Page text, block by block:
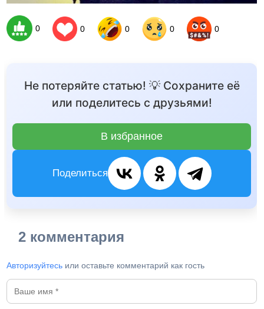
0 0 0 0 0
Не потеряйте статью! 💡 Сохраните её
или поделитесь с друзьями!
В избранное
Поделиться
2 комментария
Авторизуйтесь или оставьте комментарий как гость